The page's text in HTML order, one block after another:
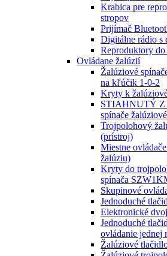
Krabica pre
stropov
Prijímač
Digitálne rádio s
Reproduktory do
Ovládane žalúzií
Žalúziové
na kľúčik 1-0-2
Kryty k
STIAHNUTÝ Z
spínače žalúziové
Trojpolohový
(prístroj)
Miestne
žalúziu)
Kryty do
spínača
Skupinové
Jednoduché
Elektronické
Jednoduché
ovládanie jednej
Žalúziové